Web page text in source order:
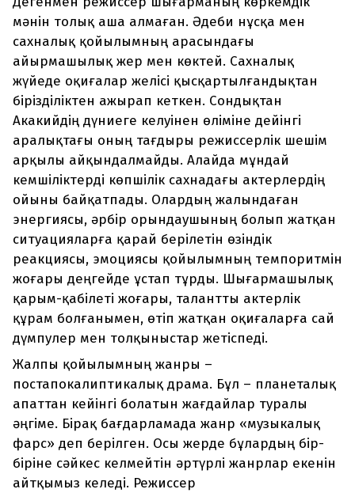
мәнін толық аша алмаған. Әдеби нұсқа мен
сахналық қойылымның арасындағы
айырмашылық жер мен көктей. Сахналық
жүйеде оқиғалар желісі қысқартылғандықтан
бірізділіктен ажырап кеткен. Сондықтан
Акакийдің дүниеге келуінен өліміне дейінгі
аралықтағы оның тағдыры режиссерлік шешім
арқылы айқындалмайды. Алайда мұндай
кемшіліктерді көпшілік сахнадағы актерлердің
ойыны байқатпады. Олардың жалындаған
энергиясы, әрбір орындаушының болып жатқан
ситуацияларға қарай берілетін өзіндік
реакциясы, эмоциясы қойылымның темпоритмін
жоғары деңгейде ұстап тұрды. Шығармашылық
қарым-қабілеті жоғары, талантты актерлік
құрам болғанымен, өтіп жатқан оқиғаларға сай
дүмпулер мен толқыныстар жетіспеді.
Жалпы қойылымның жанры –
постапокалиптикалық драма. Бұл – планеталық
апаттан кейінгі болатын жағдайлар туралы
әңгіме. Бірақ бағдарламада жанр «музыкалық
фарс» деп берілген. Осы жерде бұлардың бір-
біріне сәйкес келмейтін әртүрлі жанрлар екенін
айтқымыз келеді. Режиссер